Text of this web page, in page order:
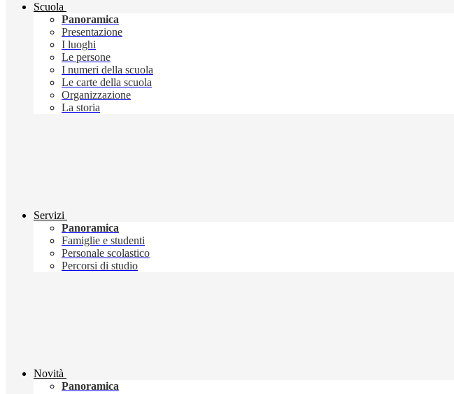
Scuola
Panoramica
Presentazione
I luoghi
Le persone
I numeri della scuola
Le carte della scuola
Organizzazione
La storia
Servizi
Panoramica
Famiglie e studenti
Personale scolastico
Percorsi di studio
Novità
Panoramica